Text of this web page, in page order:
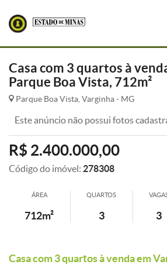
Casa com 3 quartos à
Parque Boa Vista, 712m²
Parque Boa Vista, Varginha - MG
Este anúncio não possui fotos
R$ 2.400.000,00
Código do imóvel: 278308
ÁREA
712m²
QUARTOS
3 3
Casa com 3 quartos à venda em